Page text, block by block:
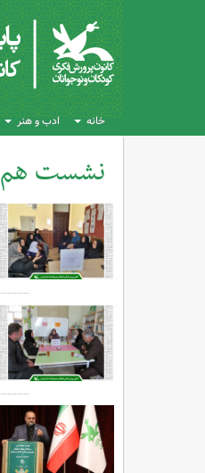
خانه ادب و هنر
نشست
کل اخبار:100